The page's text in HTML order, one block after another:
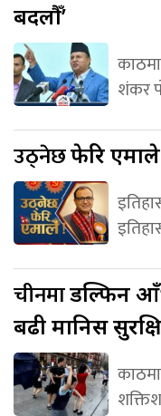
बदलौँ’
शंकर
उठ्नेछफेरि
चीनमाडल्फिन
बढी मानिस